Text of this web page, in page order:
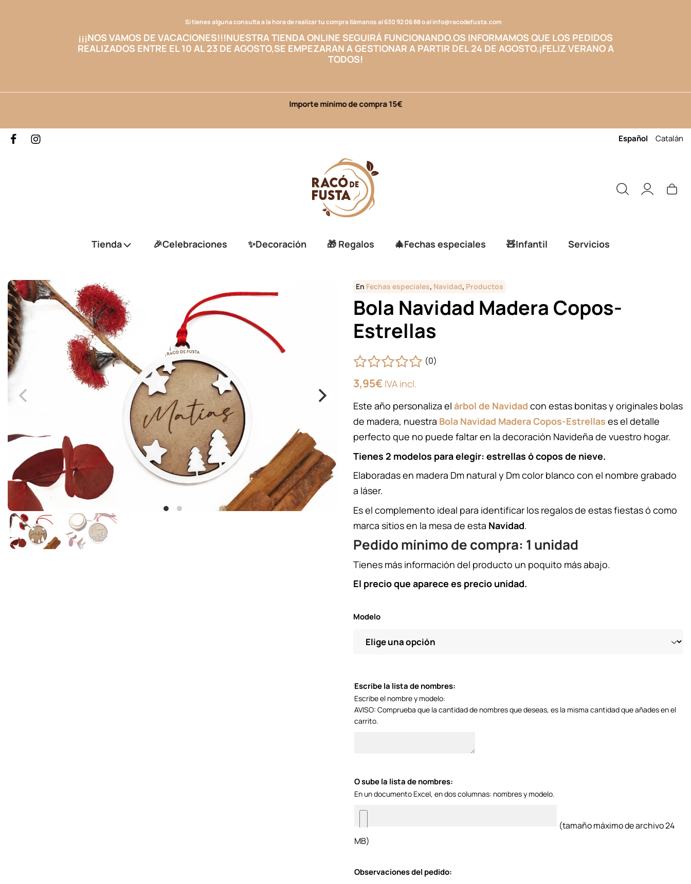
Si tienes alguna consulta a la hora de realizar tu compra llámanos al630 92 06 88o alinfo@racodefusta.com
¡¡¡NOS VAMOS DE VACACIONES!!!NUESTRA TIENDA ONLINE SEGUIRÁ FUNCIONANDO.OS INFORMAMOS QUE LOS PEDIDOS
REALIZADOS ENTRE EL 10 AL 23 DE AGOSTO,SE EMPEZARAN A GESTIONAR A PARTIR DEL 24 DE AGOSTO.¡FELIZ VERANO A
TODOS!
Importe mínimo de compra 15€
Español Catalán
Tienda 🎉Celebraciones ✨Decoración 🎁 Regalos 🎄Fechas especiales 🧸Infantil Servicios
En Fechas especiales, Navidad, Productos
Bola Navidad Madera Copos-
Estrellas
(0)
3,95€IVA incl.
Este año personaliza el árbol de Navidad con estas bonitas y originales bolas
de madera, nuestra Bola Navidad Madera Copos-Estrellas es el detalle
perfecto que no puede faltar en la decoración Navideña de vuestro hogar.
Tienes 2 modelos para elegir: estrellas ó copos de nieve.
Elaboradas en madera Dm natural y Dm color blanco con el nombre grabado
a láser.
Es el complemento ideal para identificar los regalos de estas fiestas ó como
marca sitios en la mesa de esta Navidad.
Pedido mínimo de compra: 1 unidad
Tienes más información del producto un poquito más abajo.
El precio que aparece es precio unidad.
Modelo
Escribe la lista de nombres:
Escribe el nombre y modelo:
AVISO: Comprueba que la cantidad de nombres que deseas, es la misma cantidad que añades en el
carrito.
O sube la lista de nombres:
En un documento Excel, en dos columnas: nombres y modelo.
(tamaño máximo de archivo 24
MB)
Observaciones del pedido: